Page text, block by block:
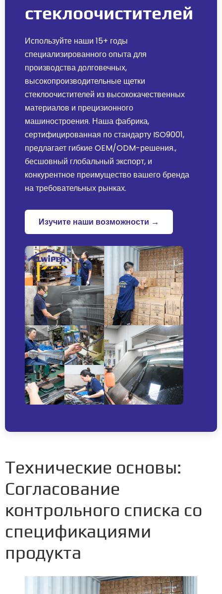
стеклоочистителей
Используйте наши 15+ годы
специализированного опыта для
производства долговечных,
высокопроизводительные щетки
стеклоочистителей из высококачественных
материалов и прецизионного
машиностроения. Наша фабрика,
сертифицированная по стандарту ISO9001,
предлагает гибкие OEM/ODM-решения.,
бесшовный глобальный экспорт, и
конкурентное преимущество вашего бренда
на требовательных рынках.
Изучите наши возможности →
Технические основы:
Согласование
контрольного списка со
спецификациями
продукта